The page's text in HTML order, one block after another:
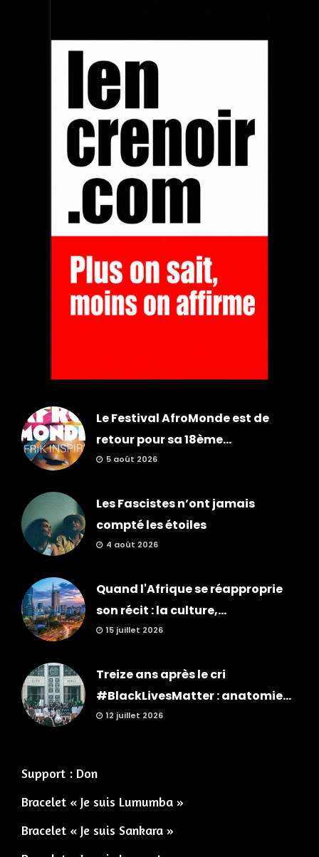
Le Festival AfroMonde est de
retour pour sa 18ème...
5 août 2026
Les Fascistes n’ont jamais
compté les étoiles
4 août 2026
Quand l'Afrique se réapproprie
son récit : la culture,...
15 juillet 2026
Treize ans après le cri
#BlackLivesMatter : anatomie...
12 juillet 2026
Support : Don
Bracelet « Je suis Lumumba »
Bracelet « Je suis Sankara »